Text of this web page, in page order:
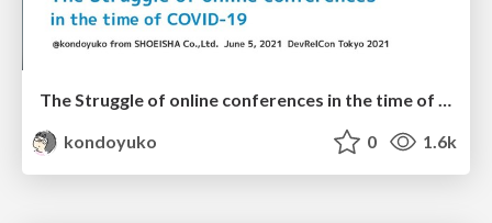
The Struggle of online conferences in the time of COVID-19
kondoyuko
0 1.6k